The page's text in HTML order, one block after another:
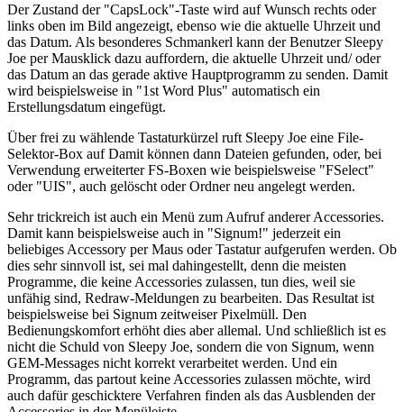
Der Zustand der "CapsLock"-Taste wird auf Wunsch rechts oder
links oben im Bild angezeigt, ebenso wie die aktuelle Uhrzeit und
das Datum. Als besonderes Schmankerl kann der Benutzer Sleepy
Joe per Mausklick dazu auffordern, die aktuelle Uhrzeit und/ oder
das Datum an das gerade aktive Hauptprogramm zu senden. Damit
wird beispielsweise in "1st Word Plus" automatisch ein
Erstellungsdatum eingefügt.
Über frei zu wählende Tastaturkürzel ruft Sleepy Joe eine File-
Selektor-Box auf Damit können dann Dateien gefunden, oder, bei
Verwendung erweiterter FS-Boxen wie beispielsweise "FSelect"
oder "UIS", auch gelöscht oder Ordner neu angelegt werden.
Sehr trickreich ist auch ein Menü zum Aufruf anderer Accessories.
Damit kann beispielsweise auch in "Signum!" jederzeit ein
beliebiges Accessory per Maus oder Tastatur aufgerufen werden. Ob
dies sehr sinnvoll ist, sei mal dahingestellt, denn die meisten
Programme, die keine Accessories zulassen, tun dies, weil sie
unfähig sind, Redraw-Meldungen zu bearbeiten. Das Resultat ist
beispielsweise bei Signum zeitweiser Pixelmüll. Den
Bedienungskomfort erhöht dies aber allemal. Und schließlich ist es
nicht die Schuld von Sleepy Joe, sondern die von Signum, wenn
GEM-Messages nicht korrekt verarbeitet werden. Und ein
Programm, das partout keine Accessories zulassen möchte, wird
auch dafür geschicktere Verfahren finden als das Ausblenden der